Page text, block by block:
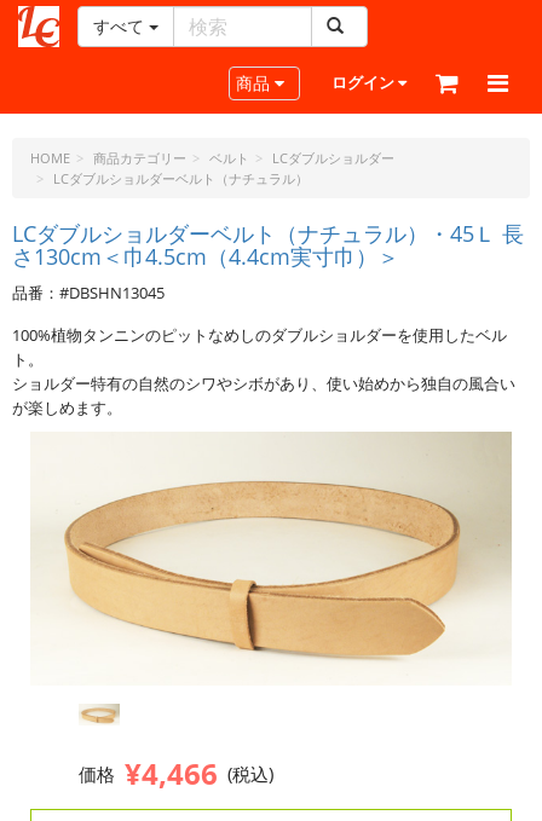
ー
ラ
フ
ド
ッ
ト・
ェ
ー
ピ
ー
すべて
Toggle navigation
商品 ログイン
HOME 商品カテゴリー ベルト
LCダブルショルダー
LCダブルショルダーベルト（ナチュラル）
LCダブルショルダーベルト（ナチュラル）・45Ｌ 長
さ130cm＜巾4.5cm（4.4cm実寸巾）＞
品番：#DBSHN13045
100%植物タンニンのピットなめしのダブルショルダーを使用したベル
ト。
ショルダー特有の自然のシワやシボがあり、使い始めから独自の風合い
が楽しめます。
価格 ¥4,466 (税込)